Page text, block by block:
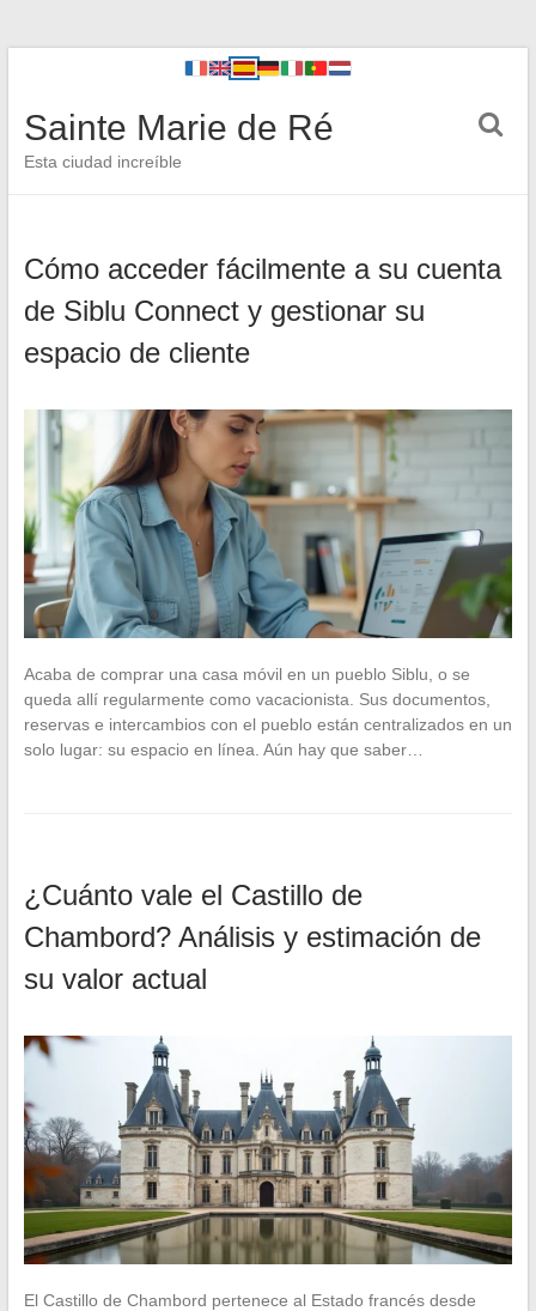
Sainte Marie de Ré
Esta ciudad increíble
Cómo acceder fácilmente a su cuenta
de Siblu Connect y gestionar su
espacio de cliente
Acaba de comprar una casa móvil en un pueblo Siblu, o se
queda allí regularmente como vacacionista. Sus documentos,
reservas e intercambios con el pueblo están centralizados en un
solo lugar: su espacio en línea. Aún hay que saber…
¿Cuánto vale el Castillo de
Chambord? Análisis y estimación de
su valor actual
El Castillo de Chambord pertenece al Estado francés desde